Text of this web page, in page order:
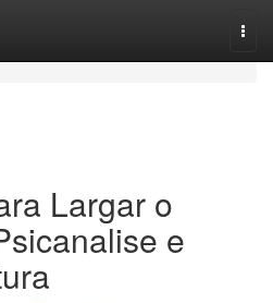
Largar o
e